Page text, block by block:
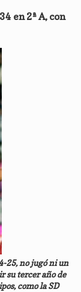
en 2ª A, con
25, no jugó ni un
su tercer año de
como la SD